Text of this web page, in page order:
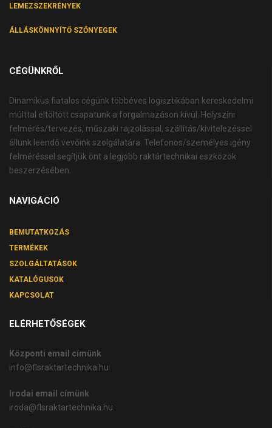
LEMEZSZEKRÉNYEK
ÁLLÁSKÖNNYÍTŐ SZŐNYEGEK
CÉGÜNKRŐL
Dinamikus fiatalos cégünk többéves logisztikában kereskedelmi
múlttal eltöltött csapatunk a forgalmazáson kívül. Helyszíni
felmérés/tervezés, műszaki rajzolással, szállítás/kivitelezéssel
állunk leendő vevőink szolgálatára. Telefonos/személyes igény
felméréssel segítjük önt a legjobb raktártechnikai eszközök
beszerzésében.
NAVIGÁCIÓ
BEMUTATKOZÁS
TERMÉKEK
SZOLGÁLTATÁSOK
KATALÓGUSOK
KAPCSOLAT
ELÉRHETŐSÉGEK
Központi email címünk
info@flsraktartechnika.hu
Irodai email címünk
iroda@flsraktartechnika.hu